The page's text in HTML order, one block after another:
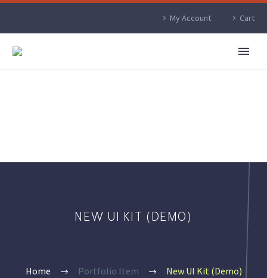
My Account Cart
NEW UI KIT (DEMO)
Home Portfolio Item New UI Kit (Demo)